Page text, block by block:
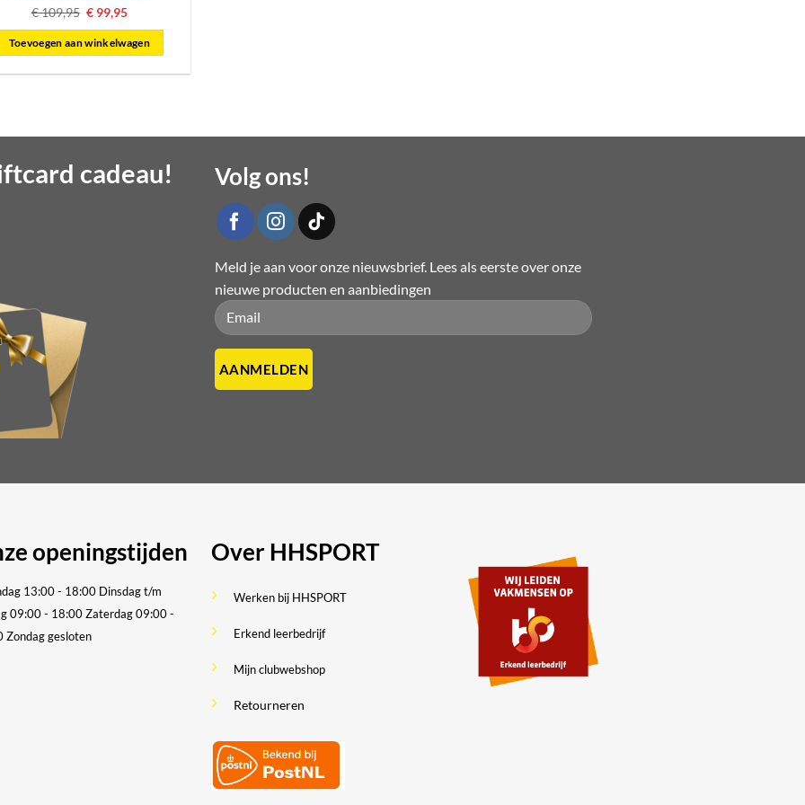
€109,95 Oorspronkelijke
prijs
was:
€ 109,95.
€ 99,95Huidige
€ 99,95.
Toevoegen aan winkelwagen
cadeau! Volg ons!
Meld je aan voor onze nieuwsbrief. Lees als eerste over onze
nieuwe producten en aanbiedingen
Please leave this field empty.
Please leave this field empty.
openingstijden
13:00 - 18:00 Dinsdag t/m
09:00 - 18:00Zaterdag 09:00 -
Zondag gesloten
Over HHSPORT
Werken bij HHSPORT
Erkend leerbedrijf
Mijn clubwebshop
Retourneren